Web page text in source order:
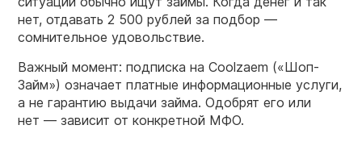
нет, отдавать 2 500 рублей за подбор —
сомнительное удовольствие.
Важный момент: подписка на Coolzaem («Шоп-
Займ») означает платные информационные услуги,
а не гарантию выдачи займа. Одобрят его или
нет — зависит от конкретной МФО.